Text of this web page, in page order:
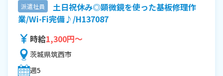
派遣社員
土日祝休み◎顕微鏡を使った基板修理作
業/Wi-Fi完備♪/H137087
時給1,300円～
茨城県筑西市
週5